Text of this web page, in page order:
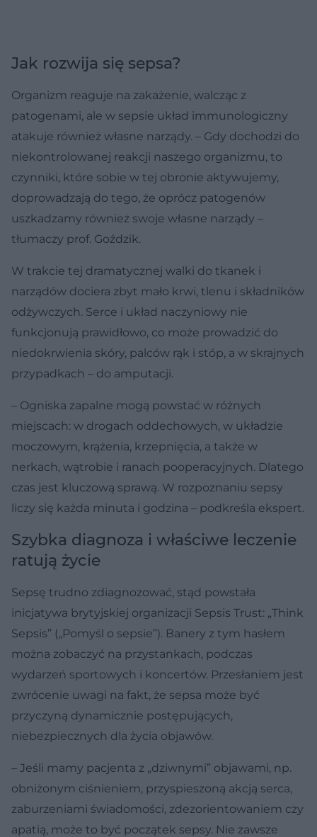
Jak rozwija się sepsa?
Organizm reaguje na zakażenie, walcząc z
patogenami, ale w sepsie układ immunologiczny
atakuje również własne narządy. – Gdy dochodzi do
niekontrolowanej reakcji naszego organizmu, to
czynniki, które sobie w tej obronie aktywujemy,
doprowadzają do tego, że oprócz patogenów
uszkadzamy również swoje własne narządy –
tłumaczy prof. Goździk.
W trakcie tej dramatycznej walki do tkanek i
narządów dociera zbyt mało krwi, tlenu i składników
odżywczych. Serce i układ naczyniowy nie
funkcjonują prawidłowo, co może prowadzić do
niedokrwienia skóry, palców rąk i stóp, a w skrajnych
przypadkach – do amputacji.
– Ogniska zapalne mogą powstać w różnych
miejscach: w drogach oddechowych, w układzie
moczowym, krążenia, krzepnięcia, a także w
nerkach, wątrobie i ranach pooperacyjnych. Dlatego
czas jest kluczową sprawą. W rozpoznaniu sepsy
liczy się każda minuta i godzina – podkreśla ekspert.
Szybka diagnoza i właściwe leczenie
ratują życie
Sepsę trudno zdiagnozować, stąd powstała
inicjatywa brytyjskiej organizacji Sepsis Trust: „Think
Sepsis” („Pomyśl o sepsie”). Banery z tym hasłem
można zobaczyć na przystankach, podczas
wydarzeń sportowych i koncertów. Przesłaniem jest
zwrócenie uwagi na fakt, że sepsa może być
przyczyną dynamicznie postępujących,
niebezpiecznych dla życia objawów.
– Jeśli mamy pacjenta z „dziwnymi” objawami, np.
obniżonym ciśnieniem, przyspieszoną akcją serca,
zaburzeniami świadomości, zdezorientowaniem czy
apatią, może to być początek sepsy. Nie zawsze